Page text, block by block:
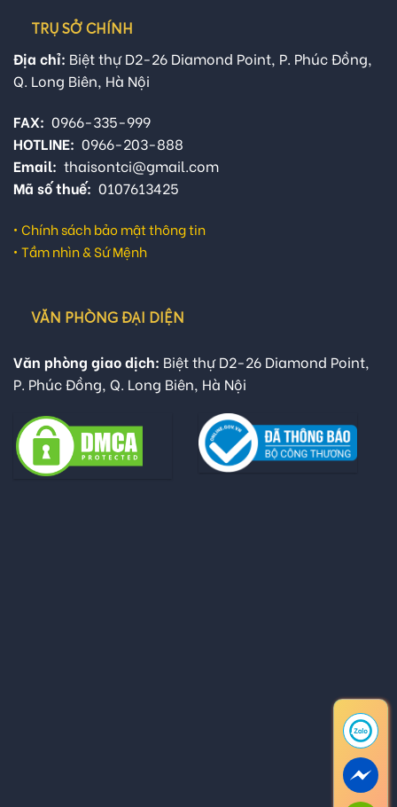
TRỤ SỞ CHÍNH
Địa chỉ: Biệt thự D2-26 Diamond Point, P. Phúc Đồng,
Q. Long Biên, Hà Nội
FAX: 0966-335-999
HOTLINE: 0966-203-888
Email: thaisontci@gmail.com
Mã số thuế: 0107613425
• Chính sách bảo mật thông tin
• Tầm nhìn & Sứ Mệnh
VĂN PHÒNG ĐẠI DIỆN
Văn phòng giao dịch: Biệt thự D2-26 Diamond Point,
P. Phúc Đồng, Q. Long Biên, Hà Nội